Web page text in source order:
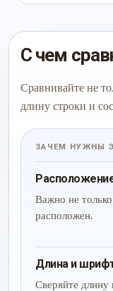
С чем
Сравнивайте не
длину строки и
ЗАЧЕМ НУЖНЫ
Важно не
расположен.
Длина и
Сверяйте длину